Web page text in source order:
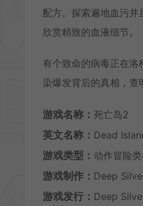
配方。探索遍地血污并
欣赏精致的血液细节。
有个致命的病毒正在
染爆发背后的真相，查
游戏名称： 死亡岛2
英文名称： Dead
游戏类型： 动作冒险
游戏制作： Deep
游戏发行： Deep